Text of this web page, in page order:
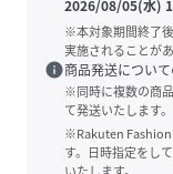
2026/08/05(水)
※本対象期間終了
実施されることがあ
info商品発送について
※同時に複数の商
て発送いたします。
※Rakuten Fashion
す。日時指定をし